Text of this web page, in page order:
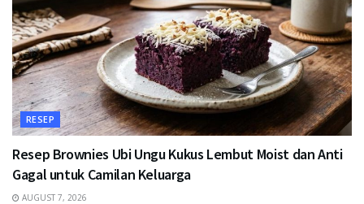
RESEP
Resep Brownies Ubi Ungu Kukus Lembut Moist dan Anti
Gagal untuk Camilan Keluarga
AUGUST 7, 2026